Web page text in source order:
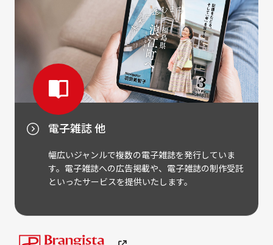
電子雑誌 他
幅広いジャンルで複数の電子雑誌を発行していま
す。電子雑誌への広告掲載や、電子雑誌の制作受託
といったサービスを提供いたします。